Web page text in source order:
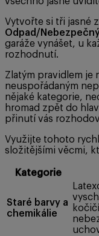
Vytvořte si tři jasné
Odpad/
garáže vynášet, u
rozhodnutí.
Zlatým pravidlem je
neuspořádaným
nějaké kategorie,
hromad zpět do
přinutí vás
Využijte tohoto
složitějšími věcmi,
Kategorie
Staré barvy a
chemikálie